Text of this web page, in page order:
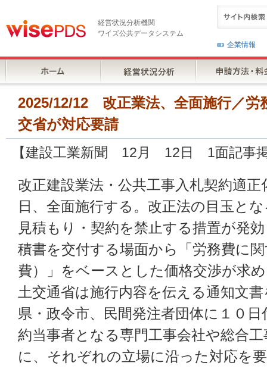
経営状況分析機関
ワイズ公共データシステム
企業情報
2025/12/12 改正業法、全面施行／労
交省が対応要請
【建設工業新聞 12月 12日 1面記事
改正建設業法・公共工事入札契約適
日、全面施行する。改正法の目玉と
見積もり・契約を禁止する措置が発
積書を交付する場面から「労務費に
費）」をベースとした価格交渉が求
土交通省は施行内容を伝える通知文
県・政令市、民間発注者団体に１０
約当事者となる専門工事会社や総合
に、それぞれの立場に沿った対応を